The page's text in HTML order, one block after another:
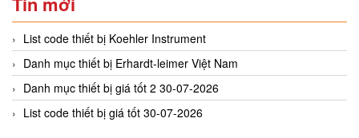
List code thiết bị Koehler Instrument
Danh mục thiết bị Erhardt-leimer Việt Nam
Danh mục thiết bị giá tốt 2 30-07-2026
List code thiết bị giá tốt 30-07-2026